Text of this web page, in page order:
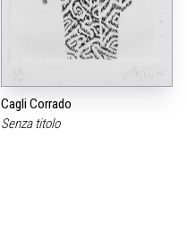
Cagli Corrado
Senza titolo